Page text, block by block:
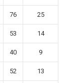
76 25
53 14
40 9
52 13